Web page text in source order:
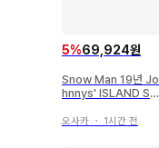
5%69,924원
Snow Man 19년 Jo
hnnys' ISLAND ST
아크릴 스탠드
오사카 ・ 1시간 전